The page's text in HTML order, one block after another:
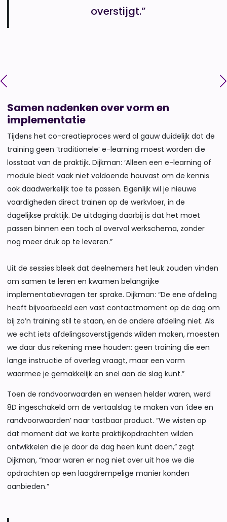
overstijgt.”
Samen nadenken over vorm en
implementatie
Tijdens het co-creatieproces werd al gauw duidelijk dat de
training geen ‘traditionele’ e-learning moest worden die
losstaat van de praktijk. Dijkman: ‘Alleen een e-learning of
module biedt vaak niet voldoende houvast om de kennis
ook daadwerkelijk toe te passen. Eigenlijk wil je nieuwe
vaardigheden direct trainen op de werkvloer, in de
dagelijkse praktijk. De uitdaging daarbij is dat het moet
passen binnen een toch al overvol werkschema, zonder
nog meer druk op te leveren.”
Uit de sessies bleek dat deelnemers het leuk zouden vinden
om samen te leren en kwamen belangrijke
implementatievragen ter sprake. Dijkman: “De ene afdeling
heeft bijvoorbeeld een vast contactmoment op de dag om
bij zo’n training stil te staan, en de andere afdeling niet. Als
we echt iets afdelingsoverstijgends wilden maken, moesten
we daar dus rekening mee houden: geen training die een
lange instructie of overleg vraagt, maar een vorm
waarmee je gemakkelijk en snel aan de slag kunt.”
Toen de randvoorwaarden en wensen helder waren, werd
8D ingeschakeld om de vertaalslag te maken van ‘idee en
randvoorwaarden’ naar tastbaar product. “We wisten op
dat moment dat we korte praktijkopdrachten wilden
ontwikkelen die je door de dag heen kunt doen,” zegt
Dijkman, “maar waren er nog niet over uit hoe we die
opdrachten op een laagdrempelige manier konden
aanbieden.”